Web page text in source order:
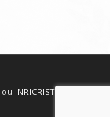
INRICRISTO.NET